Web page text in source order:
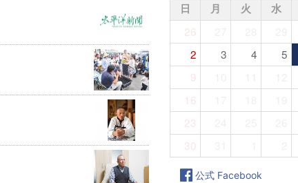
日 月 火 水
26
2
3 4 5
9
16
23
30
公式 Facebook